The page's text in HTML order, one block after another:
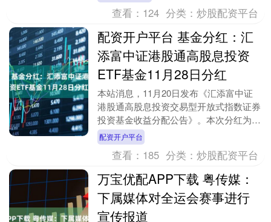
查看： 124 分类：炒股配资平台
配资开户平台 基金分红：汇
添富中证港股通高股息投资
ETF基金11月28日分红
本站消息，11月20日发布《汇添富中证
港股通高股息投资交易型开放式指数证券
投资基金收益分配公告》。本次分红为本
基金2025年度第11次分红。公告显示，
本次分红的....
配资开户平台
查看： 185 分类：炒股配资平台
万宝优配APP下载 粤传媒：
下属媒体对全运会赛事进行
宣传报道